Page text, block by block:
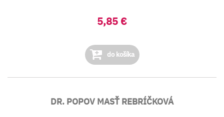
5,85 €
do košíka
DR. POPOV MASŤ REBRÍČKOVÁ